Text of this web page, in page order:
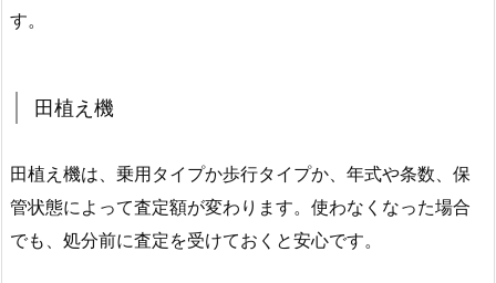
す。
田植え機
田植え機は、乗用タイプか歩行タイプか、年式や条数、保
管状態によって査定額が変わります。使わなくなった場合
でも、処分前に査定を受けておくと安心です。